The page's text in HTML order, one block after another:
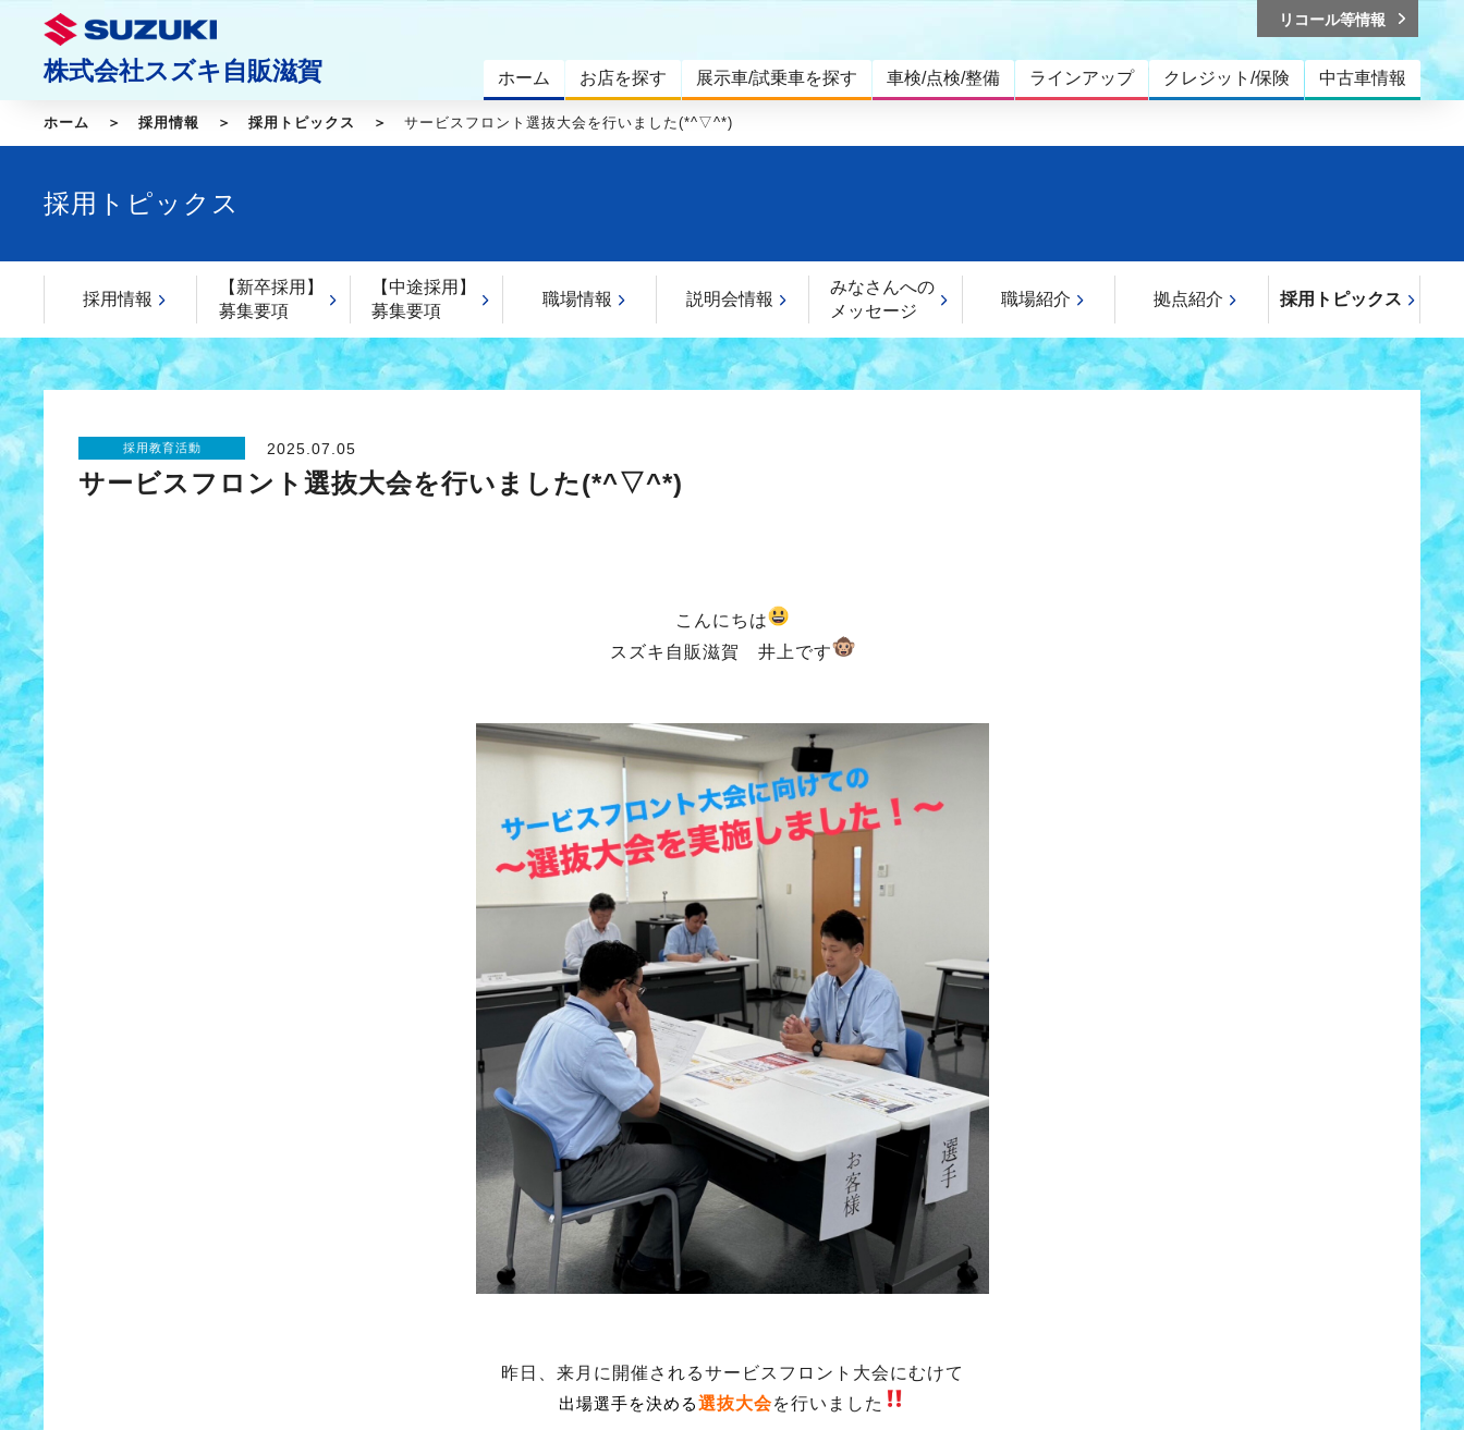
株式会社スズキ自販滋賀 ホーム お店を探す 展示車/試乗車を探す 車検/点検/整備 ラインアップ クレジット/保険 中古車情報
リコール等情報
ホーム 採用情報 採用トピックス サービスフロント選抜大会を行いました(*^▽^*)
採用トピックス
採用情報
【新卒採用】
募集要項
【中途採用】
募集要項
職場情報 説明会情報
みなさんへの
メッセージ
職場紹介 拠点紹介 採用トピックス
採用教育活動 2025.07.05
サービスフロント選抜大会を行いました(*^▽^*)
こんにちは
スズキ自販滋賀 井上です
昨日、来月に開催されるサービスフロント大会にむけて
出場選手を決める選抜大会を行いました